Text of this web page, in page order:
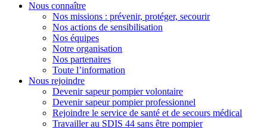
Nous connaître
Nos missions : prévenir, protéger, secourir
Nos actions de sensibilisation
Nos équipes
Notre organisation
Nos partenaires
Toute l’information
Nous rejoindre
Devenir sapeur pompier volontaire
Devenir sapeur pompier professionnel
Rejoindre le service de santé et de secours médical
Travailler au SDIS 44 sans être pompier